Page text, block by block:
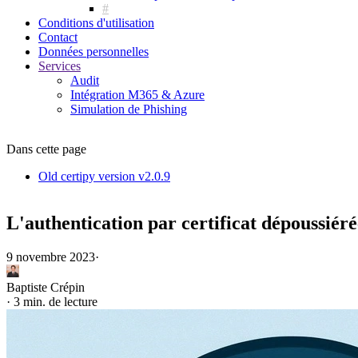
Conditions d'utilisation
Contact
Données personnelles
Services
Audit
Intégration M365 & Azure
Simulation de Phishing
Dans cette page
Old certipy version v2.0.9
L'authentication par certificat
9 novembre 2023·
Baptiste Crépin
· 3 min. de lecture